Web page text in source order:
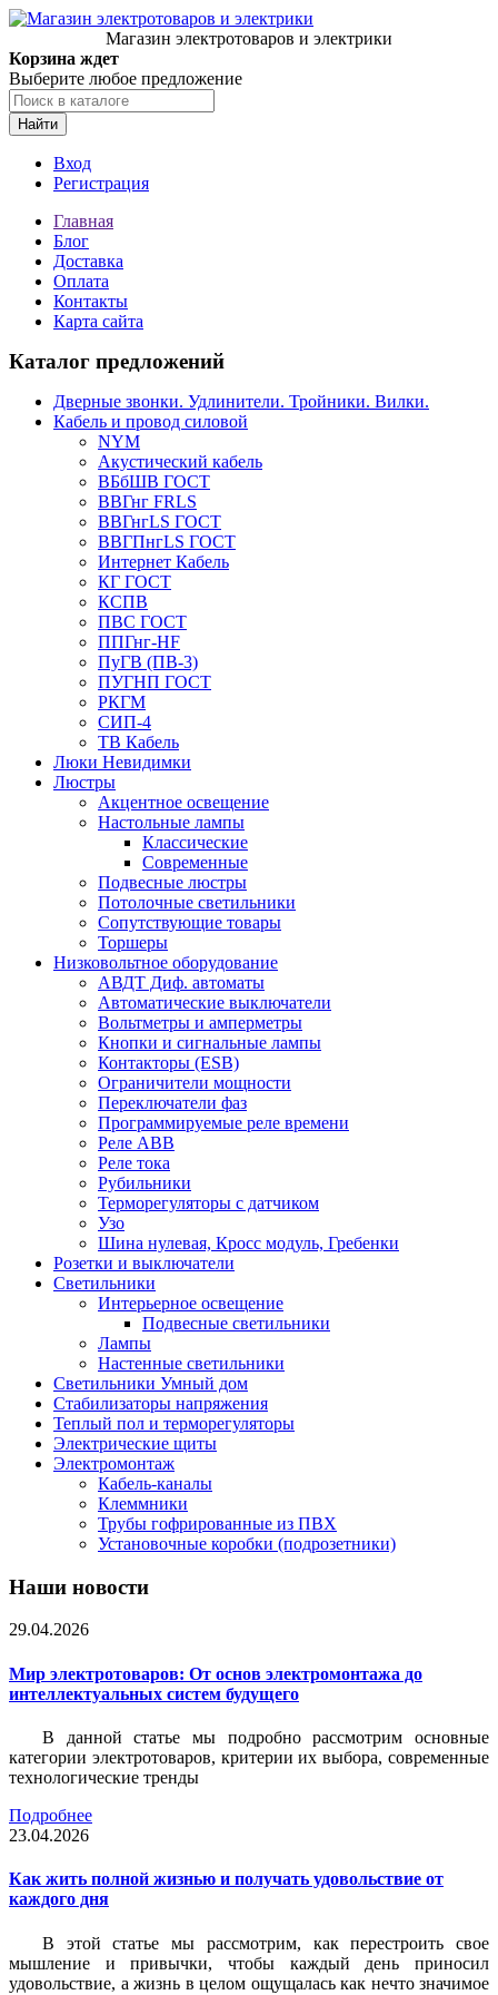
Магазин электротоваров и электрики
Корзина ждет
Выберите любое предложение
Найти
Вход
Регистрация
Главная
Блог
Доставка
Оплата
Контакты
Карта сайта
Каталог предложений
Дверные звонки. Удлинители. Тройники. Вилки.
Кабель и провод силовой
NYM
Акустический кабель
ВБбШВ ГОСТ
ВВГнг FRLS
ВВГнгLS ГОСТ
ВВГПнгLS ГОСТ
Интернет Кабель
КГ ГОСТ
КСПВ
ПВС ГОСТ
ППГнг-HF
ПуГВ (ПВ-3)
ПУГНП ГОСТ
РКГМ
СИП-4
ТВ Кабель
Люки Невидимки
Люстры
Акцентное освещение
Настольные лампы
Классические
Современные
Подвесные люстры
Потолочные светильники
Сопутствующие товары
Торшеры
Низковольтное оборудование
АВДT Диф. автоматы
Автоматические выключатели
Вольтметры и амперметры
Кнопки и сигнальные лампы
Контакторы (ESB)
Ограничители мощности
Переключатели фаз
Программируемые реле времени
Реле ABB
Реле тока
Рубильники
Терморегуляторы с датчиком
Узо
Шина нулевая, Кросс модуль, Гребенки
Розетки и выключатели
Светильники
Интерьерное освещение
Подвесные светильники
Лампы
Настенные светильники
Светильники Умный дом
Стабилизаторы напряжения
Теплый пол и терморегуляторы
Электрические щиты
Электромонтаж
Кабель-каналы
Клеммники
Трубы гофрированные из ПВХ
Установочные коробки (подрозетники)
Наши новости
29.04.2026
Мир электротоваров: От основ электромонтажа до
интеллектуальных систем будущего
В данной статье мы подробно рассмотрим основные
категории электротоваров, критерии их выбора, современные
технологические тренды
Подробнее
23.04.2026
Как жить полной жизнью и получать удовольствие от
каждого дня
В этой статье мы рассмотрим, как перестроить свое
мышление и привычки, чтобы каждый день приносил
удовольствие, а жизнь в целом ощущалась как нечто значимое